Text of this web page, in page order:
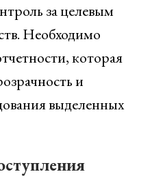
за целевым
Необходимо
которая
и
выделенных